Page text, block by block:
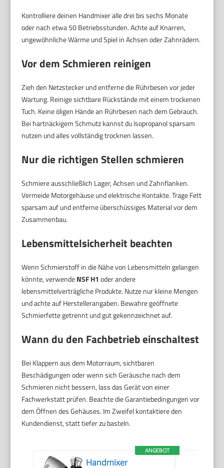
Kontrolliere deinen Handmixer alle drei bis sechs Monate
oder nach etwa 50 Betriebsstunden. Achte auf Knarren,
ungewöhnliche Wärme und Spiel in Achsen oder Zahnrädern.
Vor dem Schmieren reinigen
Zieh den Netzstecker und entferne die Rührbesen vor jeder
Wartung. Reinige sichtbare Rückstände mit einem trockenen
Tuch. Keine öligen Hände an Rührbesen nach dem Gebrauch.
Bei hartnäckigem Schmutz kannst du Isopropanol sparsam
nutzen und alles vollständig trocknen lassen.
Nur die richtigen Stellen schmieren
Schmiere ausschließlich Lager, Achsen und Zahnflanken.
Vermeide Motorgehäuse und elektrische Kontakte. Trage Fett
sparsam auf und entferne überschüssiges Material vor dem
Zusammenbau.
Lebensmittelsicherheit beachten
Wenn Schmierstoff in die Nähe von Lebensmitteln gelangen
könnte, verwendeNSF H1 oder andere
lebensmittelverträgliche Produkte. Nutze nur kleine Mengen
und achte auf Herstellerangaben. Bewahre geöffnete
Schmierfette getrennt und gut gekennzeichnet auf.
Wann du den Fachbetrieb einschaltest
Bei Klappern aus dem Motorraum, sichtbaren
Beschädigungen oder wenn sich Geräusche nach dem
Schmieren nicht bessern, lass das Gerät von einer
Fachwerkstatt prüfen. Beachte die Garantiebedingungen vor
dem Öffnen des Gehäuses. Im Zweifel kontaktiere den
Kundendienst, statt tiefer zu basteln.
ANGEBOT
Handmixer